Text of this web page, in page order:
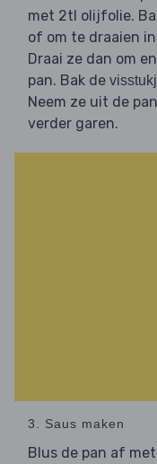
met 2tl olijfolie.
of om te draaien
Draai ze dan om
pan. Bak de
Neem ze uit de
verder garen.
3. Saus maken
Blus de pan af